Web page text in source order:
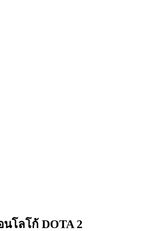
นโลโก้ DOTA 2